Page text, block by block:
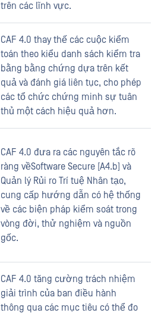
trên các lĩnh vực.
CAF 4.0 thay thế các cuộc kiểm
toán theo kiểu danh sách kiểm tra
bằng bằng chứng dựa trên kết
quả và đánh giá liên tục, cho phép
các tổ chức chứng minh sự tuân
thủ một cách hiệu quả hơn.
CAF 4.0 đưa ra các nguyên tắc rõ
ràng vềSoftware Secure [A4.b] và
Quản lý Rủi ro Trí tuệ Nhân tạo,
cung cấp hướng dẫn có hệ thống
về các biện pháp kiểm soát trong
vòng đời, thử nghiệm và nguồn
gốc.
CAF 4.0 tăng cường trách nhiệm
giải trình của ban điều hành
thông qua các mục tiêu có thể đo